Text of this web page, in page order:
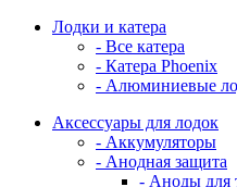
Лодки и катера
- Все катера
- Катера Phoenix
- Алюминиевые
Аксессуары для лодок
- Аккумуляторы
- Анодная защита
- Аноды для